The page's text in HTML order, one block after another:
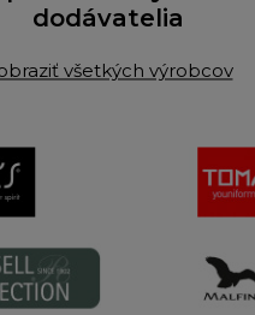
dodávatelia
všetkých výrobcov